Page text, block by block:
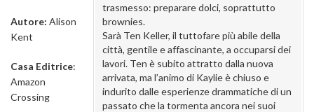
trasmesso: preparare dolci, soprattutto
brownies.
Sarà Ten Keller, il tuttofare più abile della
città, gentile e affascinante, a occuparsi dei
lavori. Ten è subito attratto dalla nuova
arrivata, ma l’animo di Kaylie è chiuso e
indurito dalle esperienze drammatiche di un
passato che la tormenta ancora nei suoi
Autore: Alison
Kent
Casa Editrice:
Amazon
Crossing